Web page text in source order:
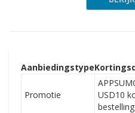
Aanbiedingstype
Promotie
USD10
bestelling